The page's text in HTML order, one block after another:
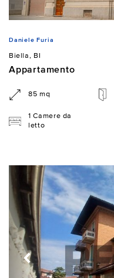
Daniele Furia
Biella, BI
Appartamento
85 mq
1 Camere da
letto